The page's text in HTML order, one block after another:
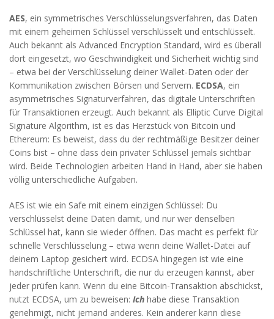
AES, ein symmetrisches Verschlüsselungsverfahren, das Daten
mit einem geheimen Schlüssel verschlüsselt und entschlüsselt.
Auch bekannt als Advanced Encryption Standard, wird es überall
dort eingesetzt, wo Geschwindigkeit und Sicherheit wichtig sind
– etwa bei der Verschlüsselung deiner Wallet-Daten oder der
Kommunikation zwischen Börsen und Servern. ECDSA, ein
asymmetrisches Signaturverfahren, das digitale Unterschriften
für Transaktionen erzeugt. Auch bekannt als Elliptic Curve Digital
Signature Algorithm, ist es das Herzstück von Bitcoin und
Ethereum: Es beweist, dass du der rechtmäßige Besitzer deiner
Coins bist – ohne dass dein privater Schlüssel jemals sichtbar
wird. Beide Technologien arbeiten Hand in Hand, aber sie haben
völlig unterschiedliche Aufgaben.
AES ist wie ein Safe mit einem einzigen Schlüssel: Du
verschlüsselst deine Daten damit, und nur wer denselben
Schlüssel hat, kann sie wieder öffnen. Das macht es perfekt für
schnelle Verschlüsselung – etwa wenn deine Wallet-Datei auf
deinem Laptop gesichert wird. ECDSA hingegen ist wie eine
handschriftliche Unterschrift, die nur du erzeugen kannst, aber
jeder prüfen kann. Wenn du eine Bitcoin-Transaktion abschickst,
nutzt ECDSA, um zu beweisen: Ich habe diese Transaktion
genehmigt, nicht jemand anderes. Kein anderer kann diese